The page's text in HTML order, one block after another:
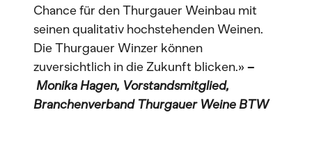
Chance für den Thurgauer Weinbau mit
seinen qualitativ hochstehenden Weinen.
Die Thurgauer Winzer können
zuversichtlich in die Zukunft blicken.» –
Monika Hagen, Vorstandsmitglied,
Branchenverband Thurgauer Weine BTW